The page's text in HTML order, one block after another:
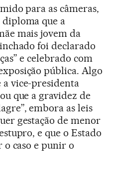
para as câmeras,
que a
mais jovem da
foi declarado
e celebrado com
pública. Algo
vice-presidenta
que a gravidez de
embora as leis
gestação de menor
e que o Estado
caso e punir o